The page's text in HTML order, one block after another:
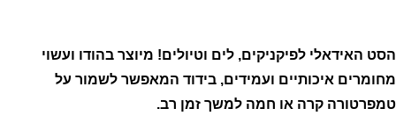
הסט האידאלי לפיקניקים, לים וטיולים! מיוצר בהודו ועשוי
מחומרים איכותיים ועמידים, בידוד המאפשר לשמור על
טמפרטורה קרה או חמה למשך זמן רב.